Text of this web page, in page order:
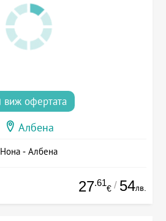
виж офертата
Албена
Нона - Албена
27.61
€ / 54лв.